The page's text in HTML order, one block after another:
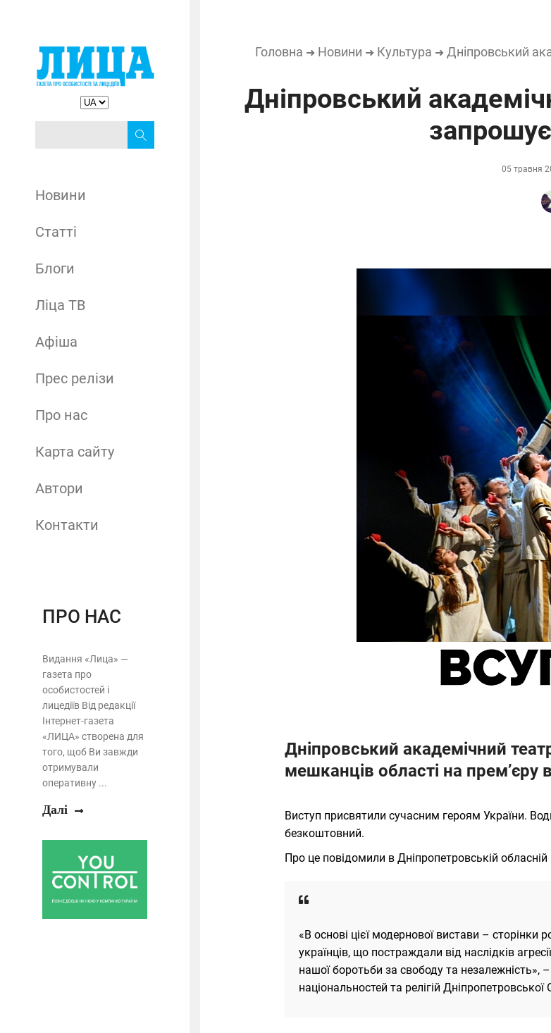
Новини
Статті
Блоги
Ліца ТВ
Афіша
Прес релізи
Про нас
Карта сайту
Автори
Контакти
ПРО НАС
Видання «Лица» —
газета про
особистостей і
лицедіїв Від редакції
Інтернет-газета
«ЛИЦА» створена для
того, щоб Ви завжди
отримували
оперативну ...
Далі
Головна ➜ Новини ➜ Культура ➜ Дніпровський
Дніпровський
05 травня
Дніпровський академічний
мешканців області на прем’єру
Виступ присвятили сучасним героям України.
безкоштовний.
Про це повідомили в Дніпропетровській обласній
«В основі цієї модернової вистави – сторінки
українців, що постраждали від наслідків
нашої боротьби за свободу та незалежність»,
національностей та релігій Дніпропетровської